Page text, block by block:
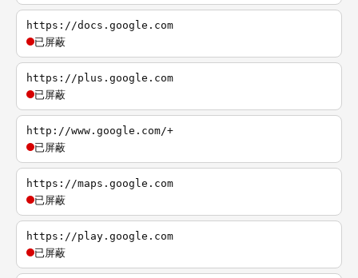
https://docs.google.com
已屏蔽
https://plus.google.com
已屏蔽
http://www.google.com/+
已屏蔽
https://maps.google.com
已屏蔽
https://play.google.com
已屏蔽